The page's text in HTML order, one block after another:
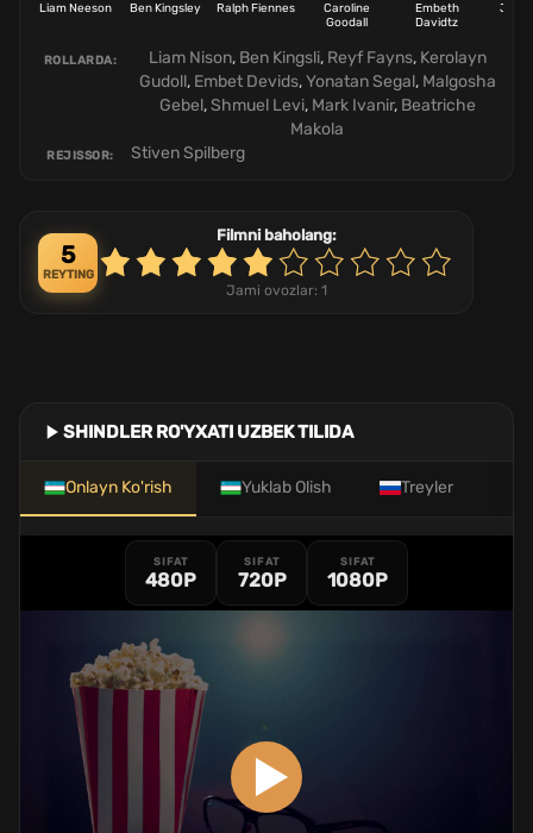
Liam Neeson Ben Kingsley Ralph Fiennes
Caroline
Goodall
Embeth
Davidtz
ROLLARDA: Liam Nison, Ben Kingsli, Reyf Fayns, Kerolayn
Gudoll, Embet Devids,Yonatan Segal, Malgosha
Gebel,Shmuel Levi, Mark Ivanir, Beatriche
Makola
REJISSOR: Stiven Spilberg
5
REYTING
Filmni baholang:
Jami ovozlar: 1
SHINDLER RO'YXATI UZBEK TILIDA
Onlayn Ko'rish Yuklab Olish Treyler
SIFAT
480P
SIFAT
720P
SIFAT
1080P